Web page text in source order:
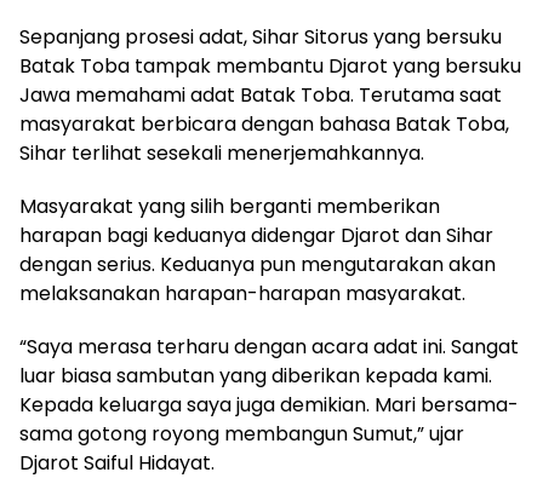
Sepanjang prosesi adat, Sihar Sitorus yang bersuku
Batak Toba tampak membantu Djarot yang bersuku
Jawa memahami adat Batak Toba. Terutama saat
masyarakat berbicara dengan bahasa Batak Toba,
Sihar terlihat sesekali menerjemahkannya.
Masyarakat yang silih berganti memberikan
harapan bagi keduanya didengar Djarot dan Sihar
dengan serius. Keduanya pun mengutarakan akan
melaksanakan harapan-harapan masyarakat.
“Saya merasa terharu dengan acara adat ini. Sangat
luar biasa sambutan yang diberikan kepada kami.
Kepada keluarga saya juga demikian. Mari bersama-
sama gotong royong membangun Sumut,” ujar
Djarot Saiful Hidayat.